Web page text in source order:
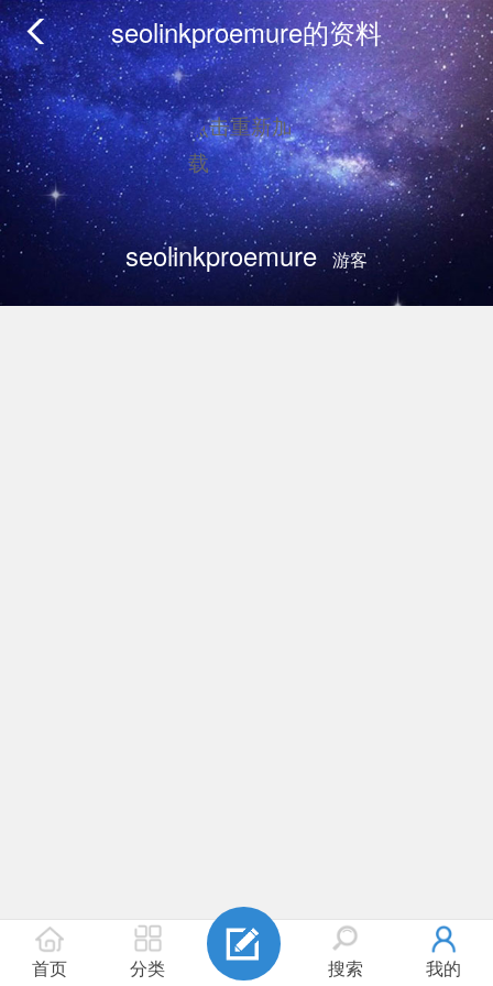
seolinkproemure的资料
点击重新加
载
seolinkproemure 游客
4
积分
0
威望
金钱
0
贡献
首页 分类 搜索 我的